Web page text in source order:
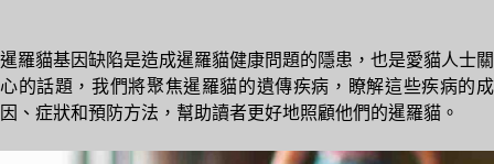
暹羅貓基因缺陷是造成暹羅貓健康問題的隱患，也是愛貓人士關
心的話題，我們將聚焦暹羅貓的遺傳疾病，瞭解這些疾病的成
因、症狀和預防方法，幫助讀者更好地照顧他們的暹羅貓。